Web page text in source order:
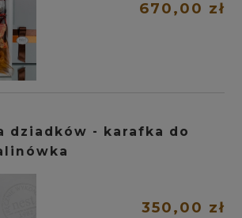
670,00 zł
dziadków - karafka do
350,00 zł